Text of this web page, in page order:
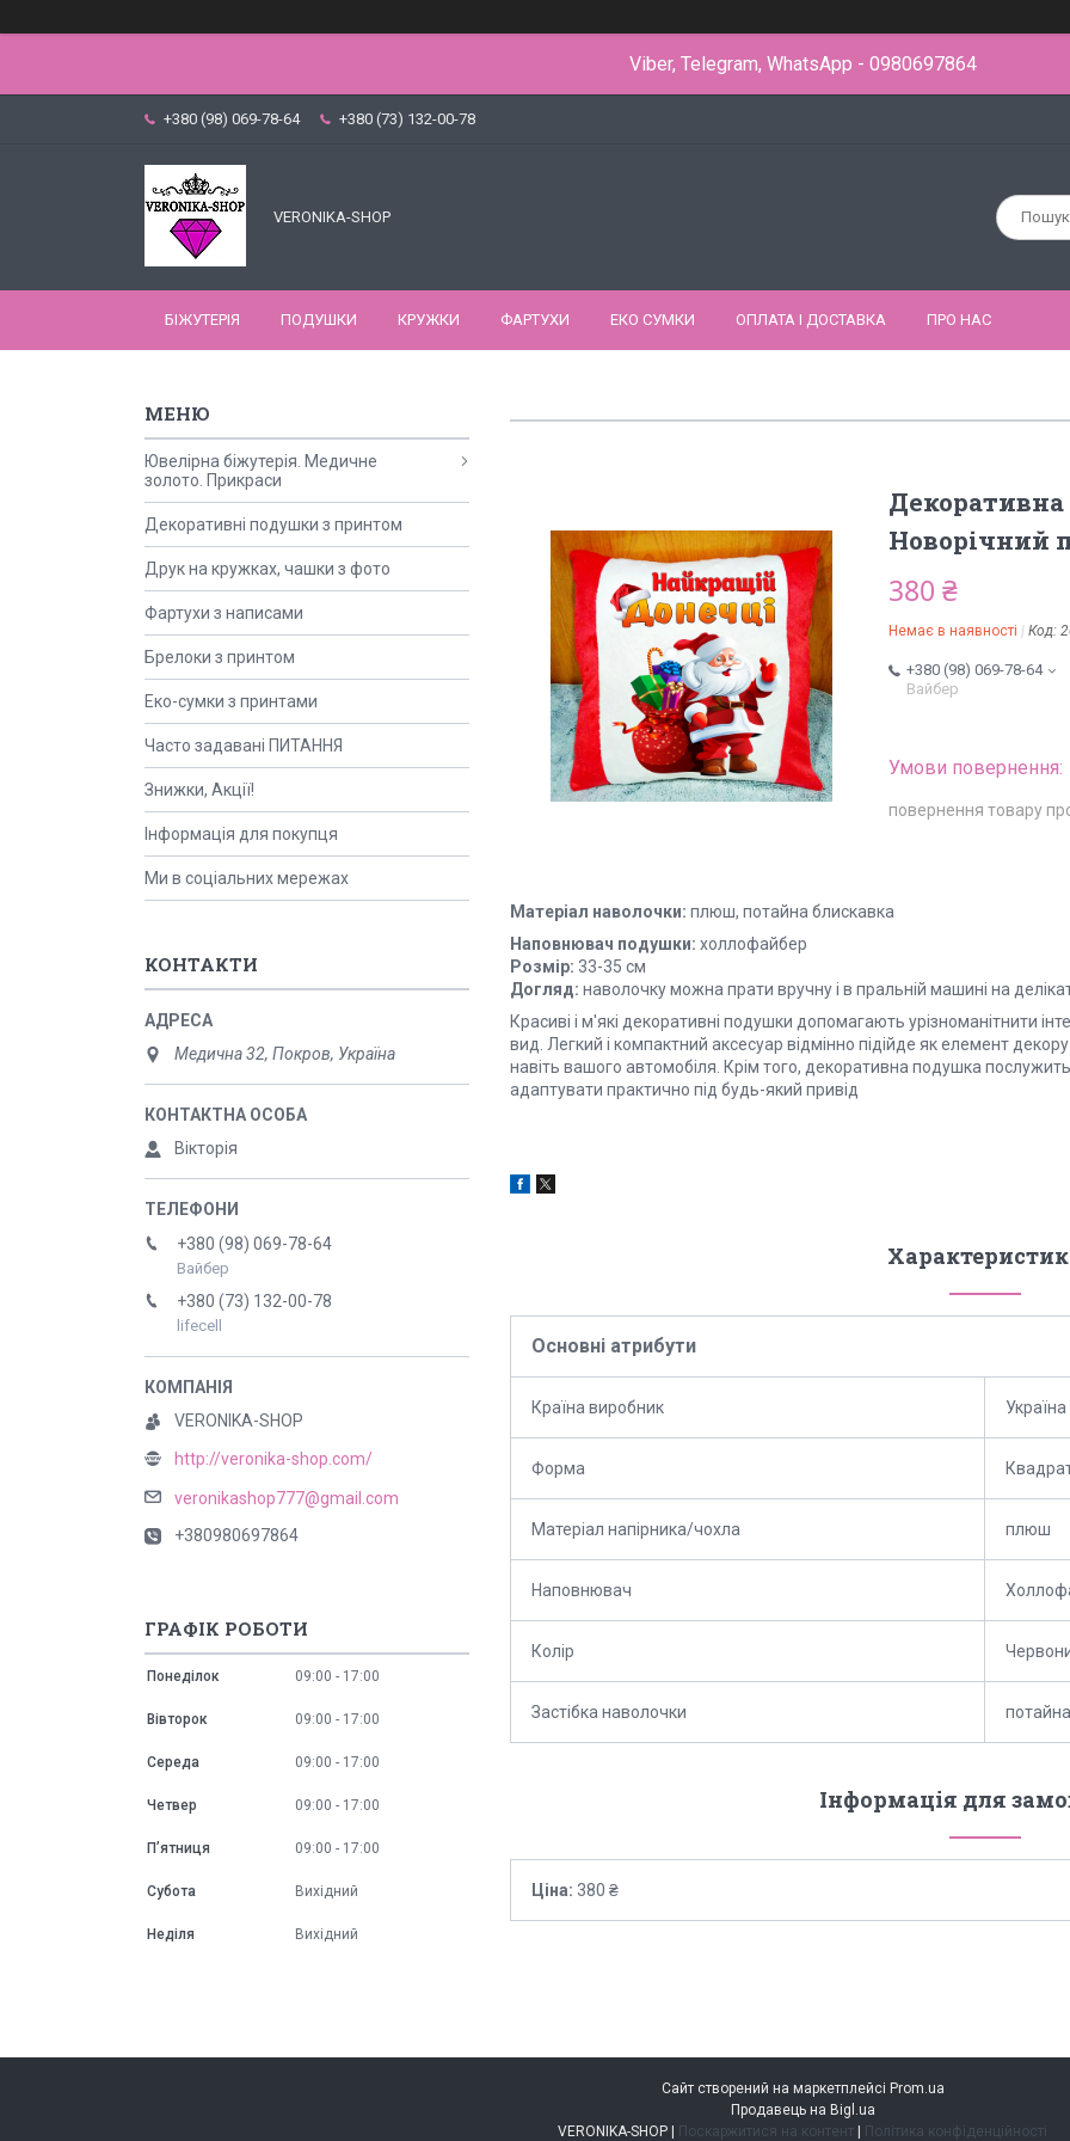
Viber, Telegram, WhatsApp - 0980697864
+380 (98) 069-78-64 +380 (73) 132-00-78
VERONIKA-SHOP
БІЖУТЕРІЯ ПОДУШКИ КРУЖКИ ФАРТУХИ ЕКО СУМКИ ОПЛАТА І ДОСТАВКА ПРО НАС
Новорічний
380 ₴
Немає в наявності Код:
+380 (98) 069-78-64
Вайбер
повернення товару
Матеріал наволочки: плюш, потайна блискавка
Наповнювач подушки: холлофайбер
Розмір: 33-35 см
Догляд: наволочку можна прати вручну і в пральній машині на
Красиві і м'які декоративні подушки допомагають урізноманітнити
вид. Легкий і компактний аксесуар відмінно підійде як елемент
навіть вашого автомобіля. Крім того, декоративна подушка
адаптувати практично під будь-який привід
Основні атрибути
Країна виробник Україна
Форма
Матеріал напірника/чохла плюш
Наповнювач
Колір
Застібка наволочки
Інформація для
Ціна: 380 ₴
Ювелірна біжутерія. Медичне
золото. Прикраси
Декоративні подушки з принтом
Друк на кружках, чашки з фото
Фартухи з написами
Брелоки з принтом
Еко-сумки з принтами
Часто задавані ПИТАННЯ
Знижки, Акції!
Інформація для покупця
Ми в соціальних мережах
КОНТАКТИ
Медична 32, Покров, Україна
Вікторія
+380 (98) 069-78-64
Вайбер
+380 (73) 132-00-78
lifecell
VERONIKA-SHOP
http://veronika-shop.com/
veronikashop777@gmail.com
+380980697864
ГРАФІК РОБОТИ
Понеділок 09:00 17:00
Вівторок 09:00 17:00
Середа 09:00 17:00
Четвер 09:00 17:00
Пʼятниця 09:00 17:00
Субота Вихідний
Неділя Вихідний
Сайт створений на маркетплейсі Prom.ua
Продавець на Bigl.ua
VERONIKA-SHOP | Поскаржитися на контент | Політика конфіденційності